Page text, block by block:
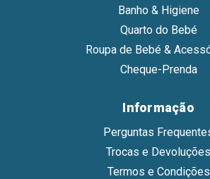
Banho & Higiene
Quarto do Bebé
Roupa de Bebé &
Cheque-Prenda
Informação
Perguntas
Trocas e Devoluções
Termos e Condições